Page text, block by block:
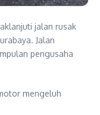
jalan rusak
Jalan
pengusaha
mengeluh